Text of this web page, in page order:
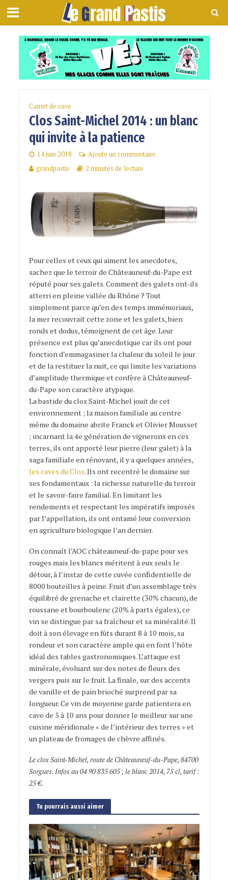
Carnet de cave
Clos Saint-Michel 2014 : un blanc
qui invite à la patience
14 juin 2018
Ajoute un commentaire
grandpastis
2 minutes de lecture
Pour celles et ceux qui aiment les anecdotes,
sachez que le terroir de Châteauneuf-du-Pape est
réputé pour ses galets. Comment des galets ont-ils
atterri en pleine vallée du Rhône ? Tout
simplement parce qu’en des temps immémoriaux,
la mer recouvrait cette zone et les galets, bien
ronds et dodus, témoignent de cet âge. Leur
présence est plus qu’anecdotique car ils ont pour
fonction d’emmagasiner la chaleur du soleil le jour
et de la restituer la nuit, ce qui limite les variations
d’amplitude thermique et confère à Châteauneuf-
du-Pape son caractère atypique.
La bastide du clos Saint-Michel jouit de cet
environnement ; la maison familiale au centre
même du domaine abrite Franck et Olivier Mousset
; incarnant la 4e génération de vignerons en ces
terres, ils ont apporté leur pierre (leur galet) à la
saga familiale en rénovant, il y a quelques années,
les caves du Clos. Ils ont recentré le domaine sur
ses fondamentaux : la richesse naturelle du terroir
et le savoir-faire familial. En limitant les
rendements et respectant les impératifs imposés
par l’appellation, ils ont entamé leur conversion
en agriculture biologique l’an dernier.
On connaît l’AOC châteauneuf-du-pape pour ses
rouges mais les blancs méritent à eux seuls le
détour, à l’instar de cette cuvée confidentielle de
8000 bouteilles à peine. Fruit d’un assemblage très
équilibré de grenache et clairette (30% chacun), de
roussane et bourboulenc (20% à parts égales), ce
vin se distingue par sa fraîcheur et sa minéralité. Il
doit à son élevage en fûts durant 8 à 10 mois, sa
rondeur et son caractère ample qui en font l’hôte
idéal des tables gastronomiques. L’attaque est
minérale, évoluant sur des notes de fleurs des
vergers puis sur le fruit. La finale, sur des accents
de vanille et de pain brioché surprend par sa
longueur. Ce vin de moyenne garde patientera en
cave de 5 à 10 ans pour donner le meilleur sur une
cuisine méridionale « de l’intérieur des terres » et
un plateau de fromages de chèvre affinés.
Le clos Saint-Michel, route de Châteauneuf-du-Pape, 84700
Sorgues. Infos au 04 90 835 605 ; le blanc 2014, 75 cl, tarif :
25 €.
Tu pourrais aussi aimer